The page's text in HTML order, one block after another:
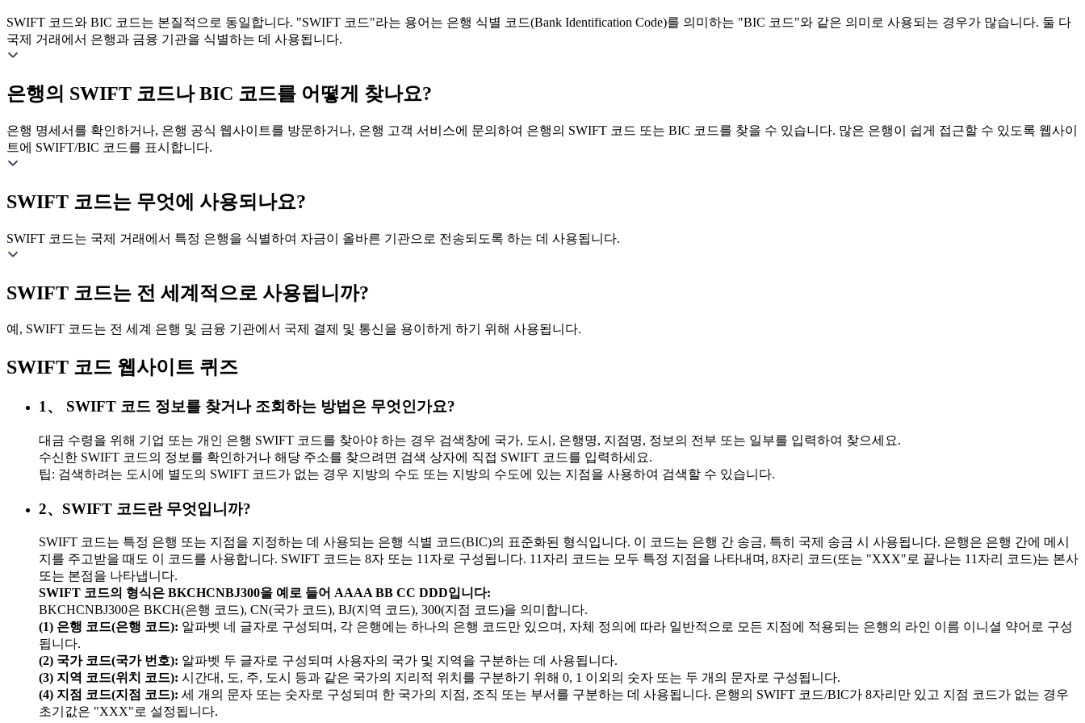
SWIFT 코드와 BIC 코드는 본질적으로 동일합니다. "SWIFT 코드"라는 용어는 은행 식별 코드(Bank Identification Code)를 의미하는 "BIC 코드"와 같은 의미로 사용되는 경우가 많습니다. 둘 다
국제 거래에서 은행과 금융 기관을 식별하는 데 사용됩니다.
은행의 SWIFT 코드나 BIC 코드를 어떻게 찾나요?
은행 명세서를 확인하거나, 은행 공식 웹사이트를 방문하거나, 은행 고객 서비스에 문의하여 은행의 SWIFT 코드 또는 BIC 코드를 찾을 수 있습니다. 많은 은행이 쉽게 접근할 수 있도록 웹사이
트에 SWIFT/BIC 코드를 표시합니다.
SWIFT 코드는 무엇에 사용되나요?
SWIFT 코드는 국제 거래에서 특정 은행을 식별하여 자금이 올바른 기관으로 전송되도록 하는 데 사용됩니다.
SWIFT 코드는 전 세계적으로 사용됩니까?
예, SWIFT 코드는 전 세계 은행 및 금융 기관에서 국제 결제 및 통신을 용이하게 하기 위해 사용됩니다.
SWIFT 코드 웹사이트 퀴즈
1、 SWIFT 코드 정보를 찾거나 조회하는 방법은 무엇인가요?
대금 수령을 위해 기업 또는 개인 은행 SWIFT 코드를 찾아야 하는 경우 검색창에 국가, 도시, 은행명, 지점명, 정보의 전부 또는 일부를 입력하여 찾으세요.
수신한 SWIFT 코드의 정보를 확인하거나 해당 주소를 찾으려면 검색 상자에 직접 SWIFT 코드를 입력하세요.
팁: 검색하려는 도시에 별도의 SWIFT 코드가 없는 경우 지방의 수도 또는 지방의 수도에 있는 지점을 사용하여 검색할 수 있습니다.
2、SWIFT 코드란 무엇입니까?
SWIFT 코드는 특정 은행 또는 지점을 지정하는 데 사용되는 은행 식별 코드(BIC)의 표준화된 형식입니다. 이 코드는 은행 간 송금, 특히 국제 송금 시 사용됩니다. 은행은 은행 간에 메시
지를 주고받을 때도 이 코드를 사용합니다. SWIFT 코드는 8자 또는 11자로 구성됩니다. 11자리 코드는 모두 특정 지점을 나타내며, 8자리 코드(또는 "XXX"로 끝나는 11자리 코드)는 본사
또는 본점을 나타냅니다.
SWIFT 코드의 형식은 BKCHCNBJ300을 예로 들어 AAAA BB CC DDD입니다:
BKCHCNBJ300은 BKCH(은행 코드), CN(국가 코드), BJ(지역 코드), 300(지점 코드)을 의미합니다.
(1) 은행 코드(은행 코드): 알파벳 네 글자로 구성되며, 각 은행에는 하나의 은행 코드만 있으며, 자체 정의에 따라 일반적으로 모든 지점에 적용되는 은행의 라인 이름 이니셜 약어로 구성
됩니다.
(2) 국가 코드(국가 번호): 알파벳 두 글자로 구성되며 사용자의 국가 및 지역을 구분하는 데 사용됩니다.
(3) 지역 코드(위치 코드): 시간대, 도, 주, 도시 등과 같은 국가의 지리적 위치를 구분하기 위해 0, 1 이외의 숫자 또는 두 개의 문자로 구성됩니다.
(4) 지점 코드(지점 코드): 세 개의 문자 또는 숫자로 구성되며 한 국가의 지점, 조직 또는 부서를 구분하는 데 사용됩니다. 은행의 SWIFT 코드/BIC가 8자리만 있고 지점 코드가 없는 경우
초기값은 "XXX"로 설정됩니다.